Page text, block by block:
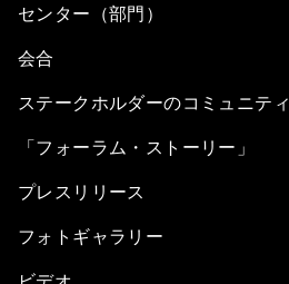
センター（部門）
会合
ステークホルダーのコミュニティ
「フォーラム・ストーリー」
プレスリリース
フォトギャラリー